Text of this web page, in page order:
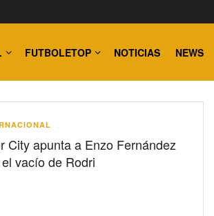
FUTBOLETOP NOTICIAS NEWS
City apunta a Enzo Fernández
vacío de Rodri